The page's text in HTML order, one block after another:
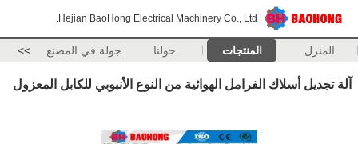
Hejian BaoHong Electrical Machinery Co., Ltd.
المنزل المنتجات حولنا جولة في المصنع >>
آلة تجديل أسلاك الفرامل الهوائية من النوع الأنبوبي للكابل المعزول